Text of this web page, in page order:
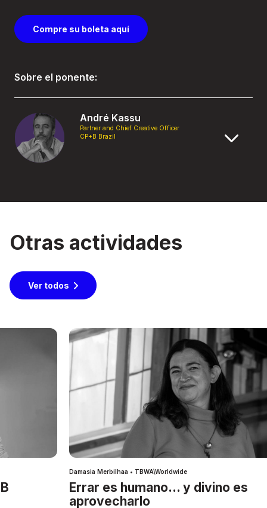
Compre su boleta aquí
Sobre el ponente:
André Kassu
Partner and Chief Creative Officer
CP+B Brazil
Otras actividades
Ver todos
Damasia Merbilhaa • TBWA\Worldwide
Errar es humano… y divino es
aprovecharlo